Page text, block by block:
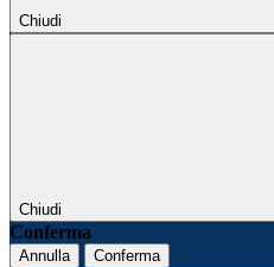
Chiudi
Chiudi
Conferma
Annulla Conferma